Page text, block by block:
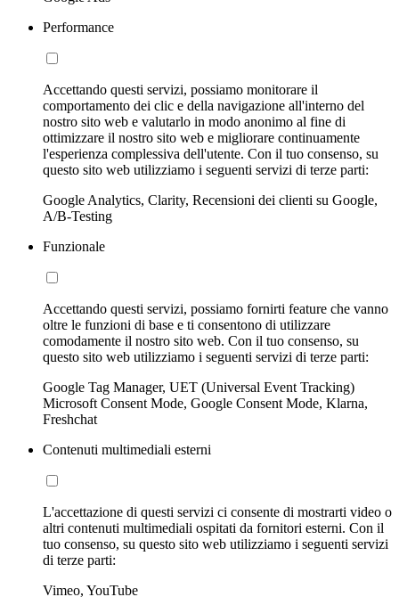
Performance
Accettando questi servizi, possiamo monitorare il
comportamento dei clic e della navigazione all'interno del
nostro sito web e valutarlo in modo anonimo al fine di
ottimizzare il nostro sito web e migliorare continuamente
l'esperienza complessiva dell'utente. Con il tuo consenso, su
questo sito web utilizziamo i seguenti servizi di terze parti:
Google Analytics, Clarity, Recensioni dei clienti su Google,
A/B-Testing
Funzionale
Accettando questi servizi, possiamo fornirti feature che vanno
oltre le funzioni di base e ti consentono di utilizzare
comodamente il nostro sito web. Con il tuo consenso, su
questo sito web utilizziamo i seguenti servizi di terze parti:
Google Tag Manager, UET (Universal Event Tracking)
Microsoft Consent Mode, Google Consent Mode, Klarna,
Freshchat
Contenuti multimediali esterni
L'accettazione di questi servizi ci consente di mostrarti video o
altri contenuti multimediali ospitati da fornitori esterni. Con il
tuo consenso, su questo sito web utilizziamo i seguenti servizi
di terze parti:
Vimeo, YouTube